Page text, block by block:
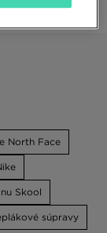
North Face
Skool
súpravy